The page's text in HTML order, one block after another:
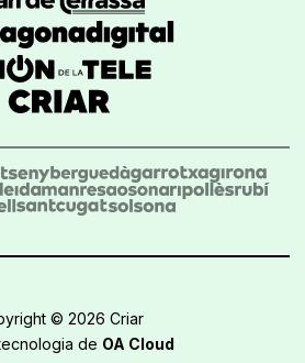
© 2026 Criar
de OA Cloud